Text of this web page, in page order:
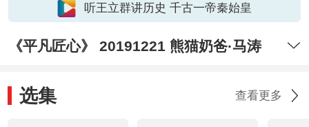
听王立群讲历史 千古一帝秦始皇
《平凡匠心》 20191221 熊猫奶爸·马涛
选集 查看更多